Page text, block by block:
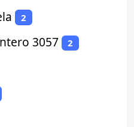
2
3057 2